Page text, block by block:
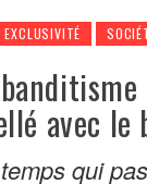
EXCLUSIVITÉ
avec le
qui